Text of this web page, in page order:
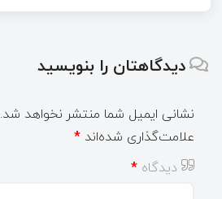
دیدگاهتان را بنویسید
نشانی ایمیل شما منتشر نخواهد شد.
علامت‌گذاری شده‌اند *
دیدگاه *